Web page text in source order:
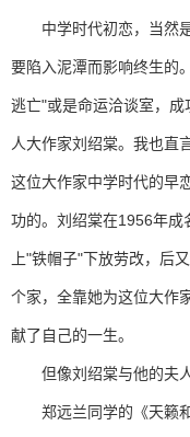
中学时代初恋，当然是
要陷入泥潭而影响终生的
逃亡"或是命运洽谈室，
人大作家刘绍棠。我也直
这位大作家中学时代的早
功的。刘绍棠在1956年成
上"铁帽子"下放劳改，后
个家，全靠她为这位大作
献了自己的一生。
但像刘绍棠与他的夫人
郑远兰同学的《天籁和